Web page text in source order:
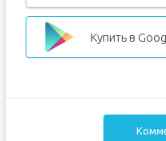
Купить в